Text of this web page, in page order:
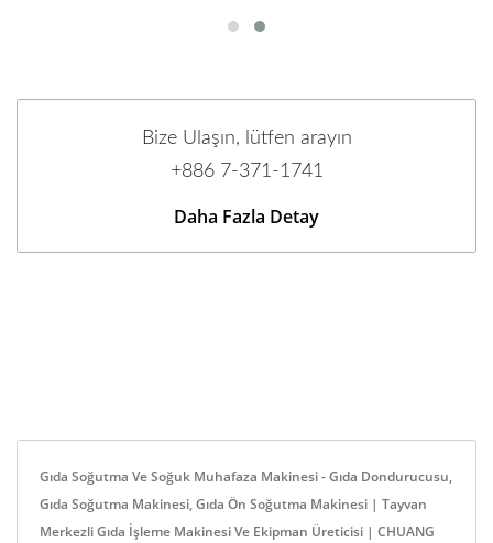
Bize Ulaşın, lütfen arayın
+886 7-371-1741
Daha Fazla Detay
Gıda Soğutma Ve Soğuk Muhafaza Makinesi - Gıda Dondurucusu,
Gıda Soğutma Makinesi, Gıda Ön Soğutma Makinesi | Tayvan
Merkezli Gıda İşleme Makinesi Ve Ekipman Üreticisi | CHUANG